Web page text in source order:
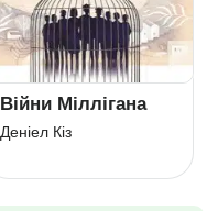
Війни Міллігана
Деніел Кіз